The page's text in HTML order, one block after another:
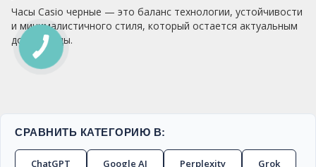
Часы Casio черные — это баланс технологии, устойчивости
и минималистичного стиля, который остается актуальным
долгие годы.
СРАВНИТЬ КАТЕГОРИЮ В:
ChatGPT Google AI Perplexity Grok